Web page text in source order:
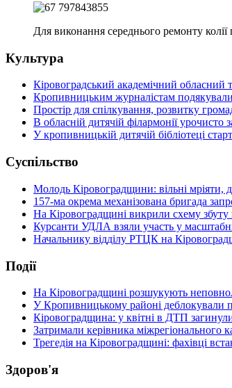
Для виконання середнього ремонту
Культура
Кіровоградський академічний обласний
Кропивницьким журналістам
Простір для спілкування, розвитку
В обласній дитячій філармонії
У кропивницькій дитячій бібліотеці
Суспільство
Молодь Кіровоградщини: вільні мріяти,
157-ма окрема механізована бригада
На Кіровоградщині викрили схему
Курсанти УДЛА взяли участь у
Начальнику відділу РТЦК на
Події
На Кіровоградщині розшукують
У Кропивницькому районі деблокували
Кіровоградщина: у квітні в ДТП
Затримали керівника міжрегіонального
Трегедія на Кіровоградщині: фахівці
Здоров'я